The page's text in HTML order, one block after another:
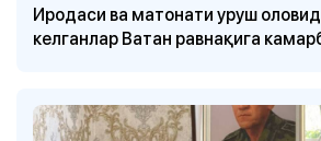
Иродаси ва матонати уруш
келганлар Ватан равнақига